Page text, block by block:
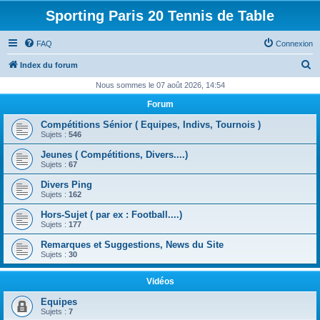
Sporting Paris 20 Tennis de Table
FAQ Connexion
Index du forum
h
Nous sommes le 07 août 2026, 14:54
Forum
Compétitions Sénior ( Equipes, Indivs, Tournois )
Sujets : 546
Jeunes ( Compétitions, Divers....)
Sujets : 67
Divers Ping
Sujets : 162
Hors-Sujet ( par ex : Football....)
Sujets : 177
Remarques et Suggestions, News du Site
Sujets : 30
Vidéos
Equipes
Sujets : 7